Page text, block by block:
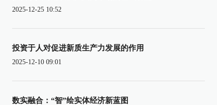
2025-12-25 10:52
投资于人对促进新质生产力发展的作用
2025-12-10 09:01
数实融合：“智”绘实体经济新蓝图